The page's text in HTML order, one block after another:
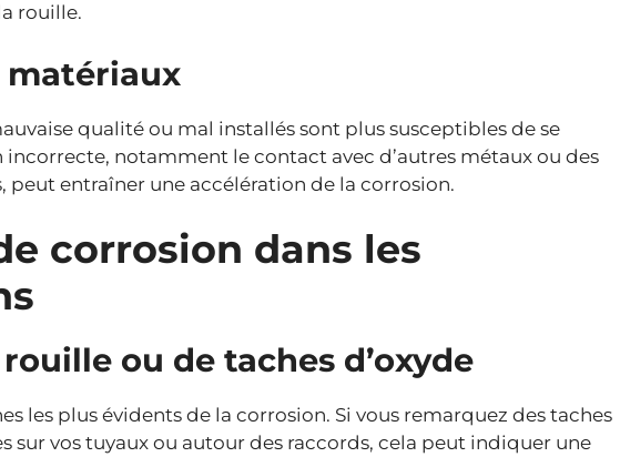
rouille.
matériaux
qualité ou mal installés sont plus susceptibles de se
notamment le contact avec d’autres métaux ou des
entraîner une accélération de la corrosion.
corrosion dans les
ou de taches d’oxyde
les plus évidents de la corrosion. Si vous remarquez des taches
sur vos tuyaux ou autour des raccords, cela peut indiquer une